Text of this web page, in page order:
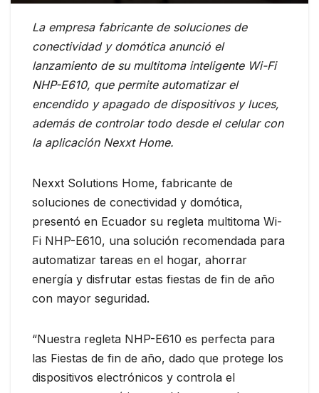
La empresa fabricante de soluciones de
conectividad y domótica anunció el
lanzamiento de su multitoma inteligente Wi-Fi
NHP-E610, que permite automatizar el
encendido y apagado de dispositivos y luces,
además de controlar todo desde el celular con
la aplicación Nexxt Home.
Nexxt Solutions Home, fabricante de
soluciones de conectividad y domótica,
presentó en Ecuador su regleta multitoma Wi-
Fi NHP-E610, una solución recomendada para
automatizar tareas en el hogar, ahorrar
energía y disfrutar estas fiestas de fin de año
con mayor seguridad.
“Nuestra regleta NHP-E610 es perfecta para
las Fiestas de fin de año, dado que protege los
dispositivos electrónicos y controla el